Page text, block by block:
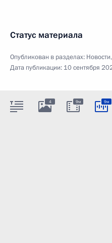
Статус материала
Опубликован в разделах: Новости,
Дата публикации: 10 сентября
4 9м 9м